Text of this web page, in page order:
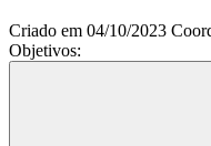
Criado em 04/10/2023
Objetivos: